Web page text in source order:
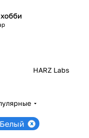
HARZ Labs